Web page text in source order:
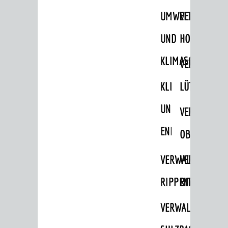
UMWELT-
UND
KLIMASCHUTZ
KLIMASCHUTZ
UND
RIPPENWEIER